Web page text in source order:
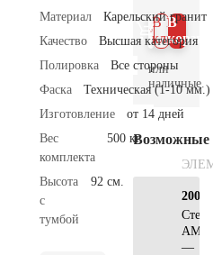
Материал
Карельский гранит
Качество
Высшая категория
Полировка
Все стороны
Фаска
Техническая (1-10 мм.)
Изготовление
от 14 дней
Вес
комплекта
500 кг.
Высота
с
тумбой
92 см.
В
В 1
клик
или
наличные.
Возможные
Стела
—